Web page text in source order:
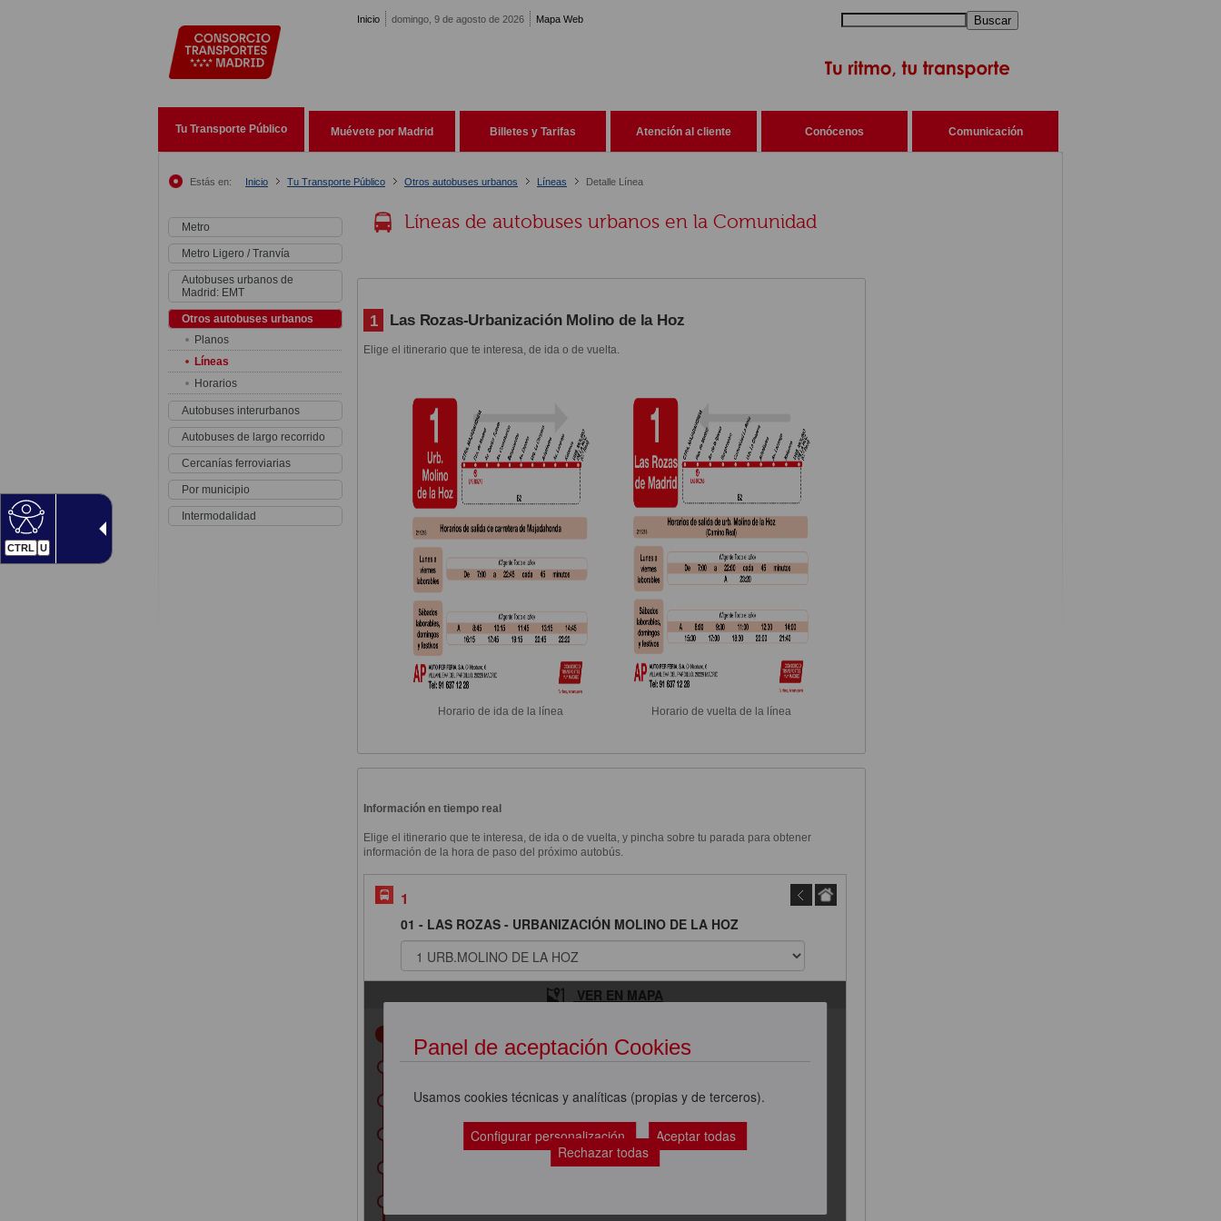
CTRL U
Inicio domingo, 9 de agosto de 2026 Mapa Web Buscar
Tu Transporte Público Muévete por Madrid Billetes y Tarifas Atención al cliente Conócenos Comunicación
Estás en: Inicio Tu Transporte Público Otros autobuses urbanos Líneas Detalle Línea
Metro
Metro Ligero / Tranvía
Autobuses urbanos de
Madrid: EMT
Otros autobuses urbanos
Planos
Líneas
Horarios
Autobuses interurbanos
Autobuses de largo recorrido
Cercanías ferroviarias
Por municipio
Intermodalidad
Líneas de autobuses urbanos en la Comunidad
1 Las Rozas-Urbanización Molino de la Hoz
Elige el itinerario que te interesa, de ida o de vuelta.
Horario de ida de la línea Horario de vuelta de la línea
Información en tiempo real
Elige el itinerario que te interesa, de ida o de vuelta, y pincha sobre tu parada para obtener
información de la hora de paso del próximo autobús.